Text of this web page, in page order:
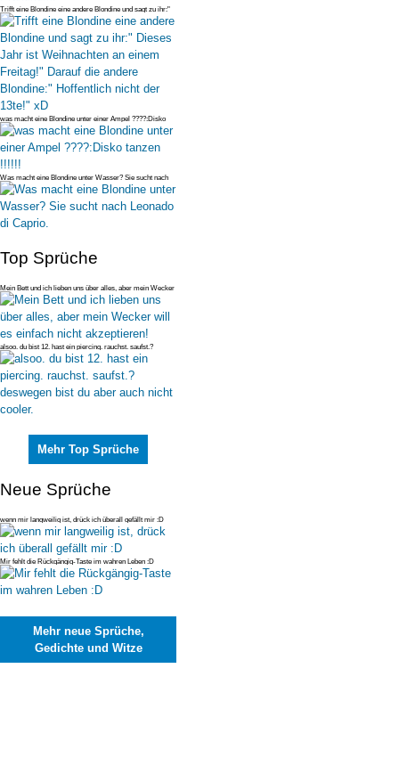
Trifft eine Blondine eine andere Blondine und sagt zu ihr:"
Dieses Jahr
was macht eine Blondine unter einer Ampel ????:Disko
tanzen !!!!!!
Was macht eine Blondine unter Wasser? Sie sucht nach
Leonado di Caprio.
Top Sprüche
Mein Bett und ich lieben uns über alles, aber mein Wecker
will es einfac
alsoo. du bist 12. hast ein piercing. rauchst. saufst.?
deswegen bist du
Mehr Top Sprüche
Neue Sprüche
wenn mir langweilig ist, drück ich überall gefällt mir :D
Mir fehlt die Rückgängig-Taste im wahren Leben :D
Mehr neue Sprüche,
Gedichte und Witze